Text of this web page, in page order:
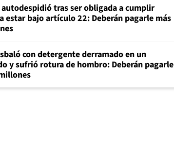
autodespidió tras ser obligada a cumplir
estar bajo artículo 22: Deberán pagarle más
con detergente derramado en un
y sufrió rotura de hombro: Deberán pagarle